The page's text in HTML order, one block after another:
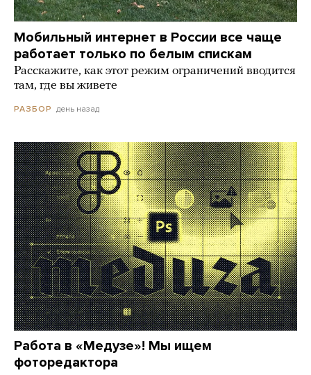
Мобильный интернет в России все чаще
работает только по белым спискам
Расскажите, как этот режим ограничений вводится
там, где вы живете
РАЗБОР день назад
Работа в «Медузе»! Мы ищем
фоторедактора